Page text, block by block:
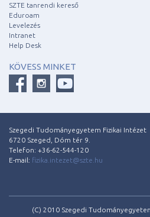
SZTE tanrendi kereső
Eduroam
Levelezés
Intranet
Help Desk
KÖVESS MINKET
Szegedi Tudományegyetem Fizikai Intézet
6720 Szeged, Dóm tér 9.
Telefon: +36-62-544-120
E-mail: fizika.intezet@szte.hu
(C) 2010 Szegedi